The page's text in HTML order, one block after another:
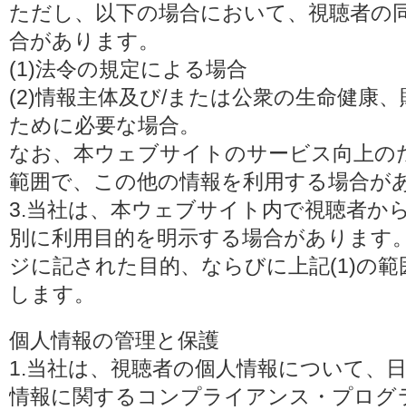
ただし、以下の場合において、視聴者の
合があります。
(1)法令の規定による場合
(2)情報主体及び/または公衆の生命健康
ために必要な場合。
なお、本ウェブサイトのサービス向上
範囲で、この他の情報を利用する場合が
3.当社は、本ウェブサイト内で視聴者か
別に利用目的を明示する場合があります
ジに記された目的、ならびに上記(1)の
します。
個人情報の管理と保護
1.当社は、視聴者の個人情報について、
情報に関するコンプライアンス・プロ